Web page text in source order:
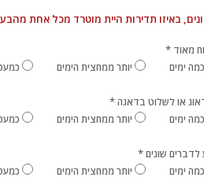
באיזו תדירות היית מוטרד מכל אחת
מאוד *
כמה ימים יותר ממחצית הימים
או לשלוט בדאגה*
כמה ימים יותר ממחצית הימים
לדברים שונים*
כמה ימים יותר ממחצית הימים